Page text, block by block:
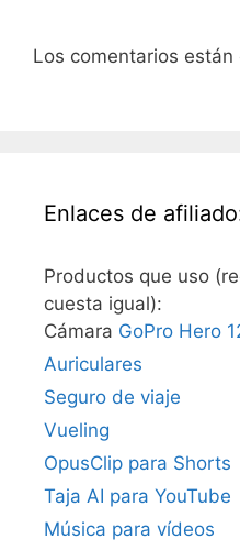
Los comentarios están
Enlaces de
Productos que uso
cuesta igual):
Cámara GoPro Hero
Auriculares
Seguro de viaje
Vueling
OpusClip para Shorts
Taja AI para YouTube
Música para vídeos